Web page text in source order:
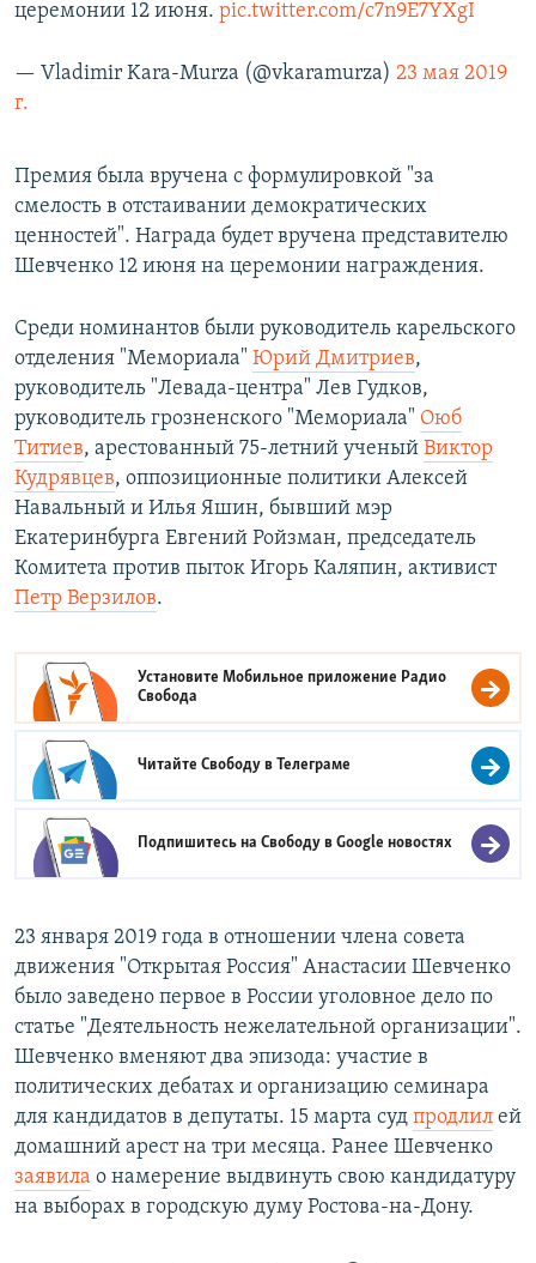
церемонии 12 июня. pic.twitter.com/c7n9E7YXgI
— Vladimir Kara-Murza (@vkaramurza) 23 мая 2019
г.
Премия была вручена с формулировкой "за
смелость в отстаивании демократических
ценностей". Награда будет вручена представителю
Шевченко 12 июня на церемонии награждения.
Среди номинантов были руководитель карельского
отделения "Мемориала" Юрий Дмитриев,
руководитель "Левада-центра" Лев Гудков,
руководитель грозненского "Мемориала" Оюб
Титиев, арестованный 75-летний ученый Виктор
Кудрявцев, оппозиционные политики Алексей
Навальный и Илья Яшин, бывший мэр
Екатеринбурга Евгений Ройзман, председатель
Комитета против пыток Игорь Каляпин, активист
Петр Верзилов.
Установите Мобильное приложение Радио
Свобода
Читайте Свободу вТелеграме
Подпишитесь на Свободу вGoogle новостях
23 января 2019 года в отношении члена совета
движения "Открытая Россия" Анастасии Шевченко
было заведено первое в России уголовное дело по
статье "Деятельность нежелательной организации".
Шевченко вменяют два эпизода: участие в
политических дебатах и организацию семинара
для кандидатов в депутаты. 15 марта суд продлил ей
домашний арест на три месяца. Ранее Шевченко
заявила о намерение выдвинуть свою кандидатуру
на выборах в городскую думу Ростова-на-Дону.